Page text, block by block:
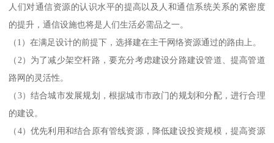
人们对通信资源的认识水平的提高以及人和通信系统关系的紧密度
的提升，通信设施也将是人们生活必需品之一。
（1）在满足设计的前提下，选择建在主干网络资源通过的路由上。
（2）为了减少架空杆路，要充分考虑建设分路建设管道、提高管道
路网的灵活性。
（3）结合城市发展规划，根据城市市政门的规划和分配，进行合理
的建设。
（4）优先利用和结合原有管线资源，降低建设投资规模，提高资源